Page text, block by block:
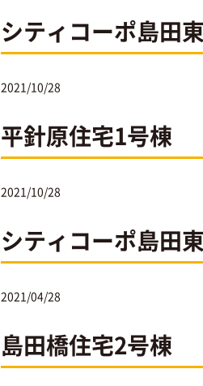
シティコーポ島田東
2021/10/28
平針原住宅1号棟
2021/10/28
シティコーポ島田
2021/04/28
島田橋住宅2号棟